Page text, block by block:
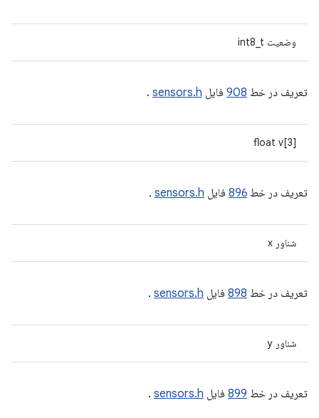
وضعیت int8_t
تعریف در خط 908 فایل sensors.h
.
float v[3]
تعریف در خط 896 فایل sensors.h
.
شناور x
تعریف در خط 898 فایل sensors.h
.
شناور y
تعریف در خط 899 فایل sensors.h
.